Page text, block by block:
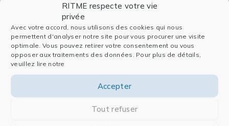
RITME respecte votre vie
privée
Avec votre accord, nous utilisons des cookies qui nous
permettent d'analyser notre site pour vous procurer une visite
optimale. Vous pouvez retirer votre consentement ou vous
opposer aux traitements des données. Pour plus de détails,
veuillez lire notre
Accepter
Tout refuser